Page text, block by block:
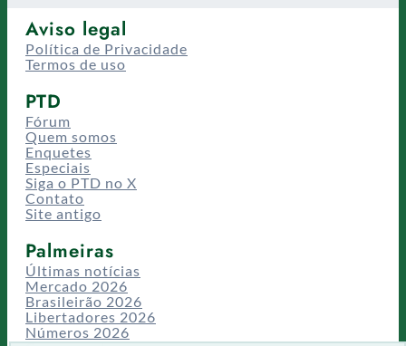
Aviso legal
Política de Privacidade
Termos de uso
PTD
Fórum
Quem somos
Enquetes
Especiais
Siga o PTD no X
Contato
Site antigo
Palmeiras
Últimas notícias
Mercado 2026
Brasileirão 2026
Libertadores 2026
Números 2026